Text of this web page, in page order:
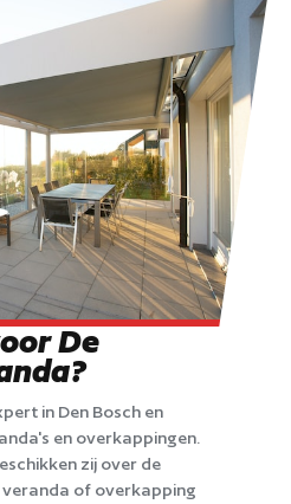
De
in Den Bosch en
en overkappingen.
zij over de
of overkapping